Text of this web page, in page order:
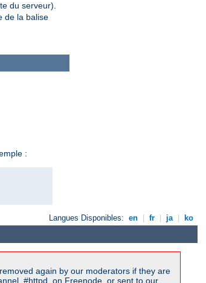
du serveur).
de la balise
:
Langues Disponibles: en fr ja ko
again by our moderators if they are
#httpd, on Freenode, or sent to our